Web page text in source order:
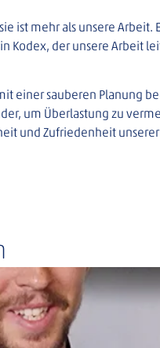
ist mehr als unsere
Kodex, der unsere Arbeit
einer sauberen Planung
um Überlastung zu
und Zufriedenheit